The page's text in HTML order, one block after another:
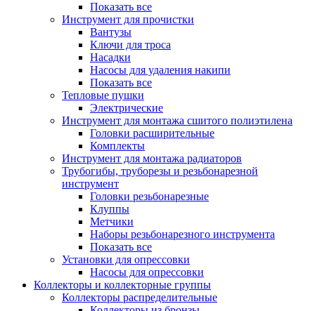
Показать все
Инструмент для прочистки
Вантузы
Ключи для троса
Насадки
Насосы для удаления накипи
Показать все
Тепловые пушки
Электрические
Инструмент для монтажа сшитого полиэтилена
Головки расширительные
Комплекты
Инструмент для монтажа радиаторов
Трубогибы, труборезы и резьбонарезной
инструмент
Головки резьбонарезные
Клуппы
Метчики
Наборы резьбонарезного инструмента
Показать все
Установки для опрессовки
Насосы для опрессовки
Коллекторы и коллекторные группы
Коллекторы распределительные